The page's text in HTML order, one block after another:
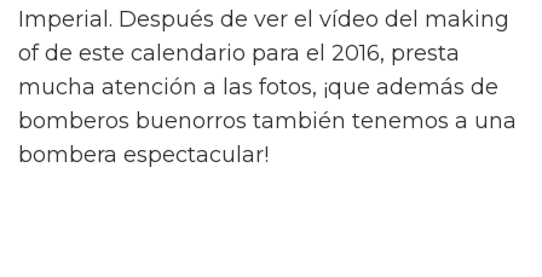
Imperial. Después de ver el vídeo del making
of de este calendario para el 2016, presta
mucha atención a las fotos, ¡que además de
bomberos buenorros también tenemos a una
bombera espectacular!